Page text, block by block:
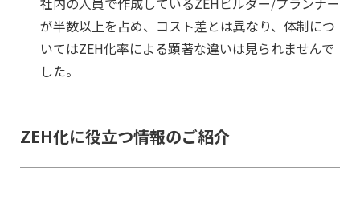
が半数以上を占め、コスト差とは異なり、体制につ
いてはZEH化率による顕著な違いは見られませんで
した。
ZEH化に役立つ情報のご紹介